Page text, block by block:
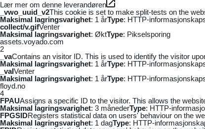
Lær mer om denne leverandøren
_vwo_uuid_v2This cookie is set to make split-tests on the
Maksimal lagringsvarighet: 1 årType: HTTP-
collect/v.gifVenter
Maksimal lagringsvarighet: ØktType: Pikselsporing
assets.voyado.com
2
_vaContains an visitor ID. This is used to identify the visitor
Maksimal lagringsvarighet: 1 årType: HTTP-
_vaIVenter
Maksimal lagringsvarighet: 1 årType: HTTP-
floyd.no
4
FPAUAssigns a specific ID to the visitor. This allows the
Maksimal lagringsvarighet: 3 månederType: HTTP-
FPGSIDRegisters statistical data on users' behaviour on the
Maksimal lagringsvarighet: 1 dagType: HTTP-